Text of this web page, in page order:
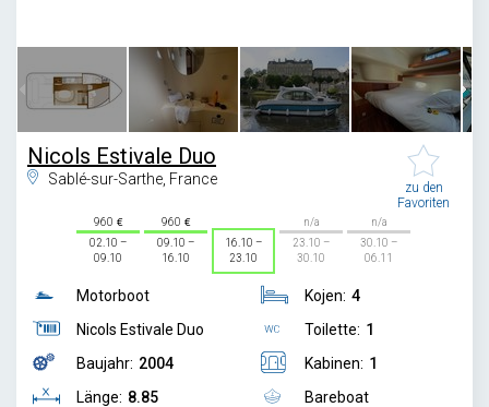
Nicols Estivale Duo
Sablé-sur-Sarthe, France
zu den
Favoriten
960
02.10 –
09.10
960
09.10 –
16.10
16.10 –
23.10
n/a
23.10 –
30.10
n/a
30.10 –
06.11
Motorboot
Nicols Estivale Duo
Baujahr: 2004
Länge: 8.85
Kojen: 4
Toilette: 1
Kabinen: 1
Bareboat